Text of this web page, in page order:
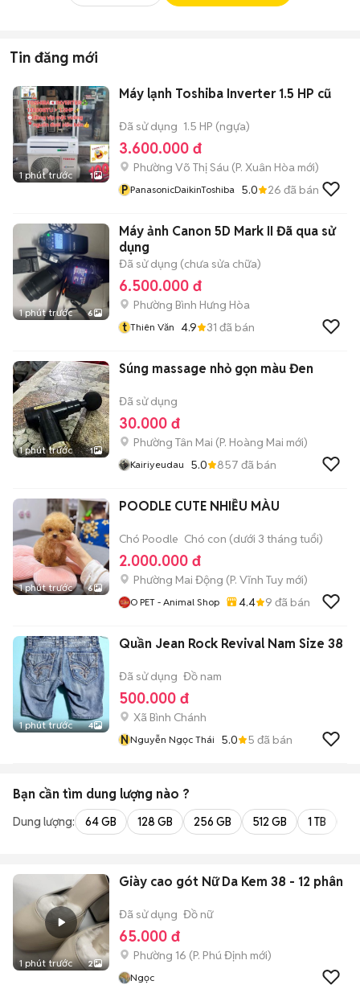
Tin đăng mới
1 phút trước 1
Máy lạnh Toshiba Inverter 1.5 HP cũ
Đã sử dụng 1.5 HP (ngựa)
3.600.000 đ
Phường Võ Thị Sáu (P. Xuân Hòa mới)
P PanasonicDaikinToshiba 5.0 26 đã bán
1 phút trước 6
Máy ảnh Canon 5D Mark II Đã qua sử
dụng
Đã sử dụng (chưa sửa chữa)
6.500.000 đ
Phường Bình Hưng Hòa
t Thiên Văn 4.9 31 đã bán
1 phút trước 1
Súng massage nhỏ gọn màu Đen
Đã sử dụng
30.000 đ
Phường Tân Mai (P. Hoàng Mai mới)
Kairiyeudau 5.0 857 đã bán
1 phút trước 6
POODLE CUTE NHIỀU MÀU
Chó Poodle Chó con (dưới 3 tháng tuổi)
2.000.000 đ
Phường Mai Động (P. Vĩnh Tuy mới)
O PET - Animal Shop 4.4 9 đã bán
1 phút trước 4
Quần Jean Rock Revival Nam Size 38
Đã sử dụng Đồ nam
500.000 đ
Xã Bình Chánh
NNguyễn Ngọc Thái 5.0 5 đã bán
Bạn cần tìm dung lượng nào ?
Dung lượng: 64 GB 128 GB 256 GB 512 GB 1 TB
1 phút trước 2
Giày cao gót Nữ Da Kem 38 - 12 phân
Đã sử dụng Đồ nữ
65.000 đ
Phường 16 (P. Phú Định mới)
Ngọc